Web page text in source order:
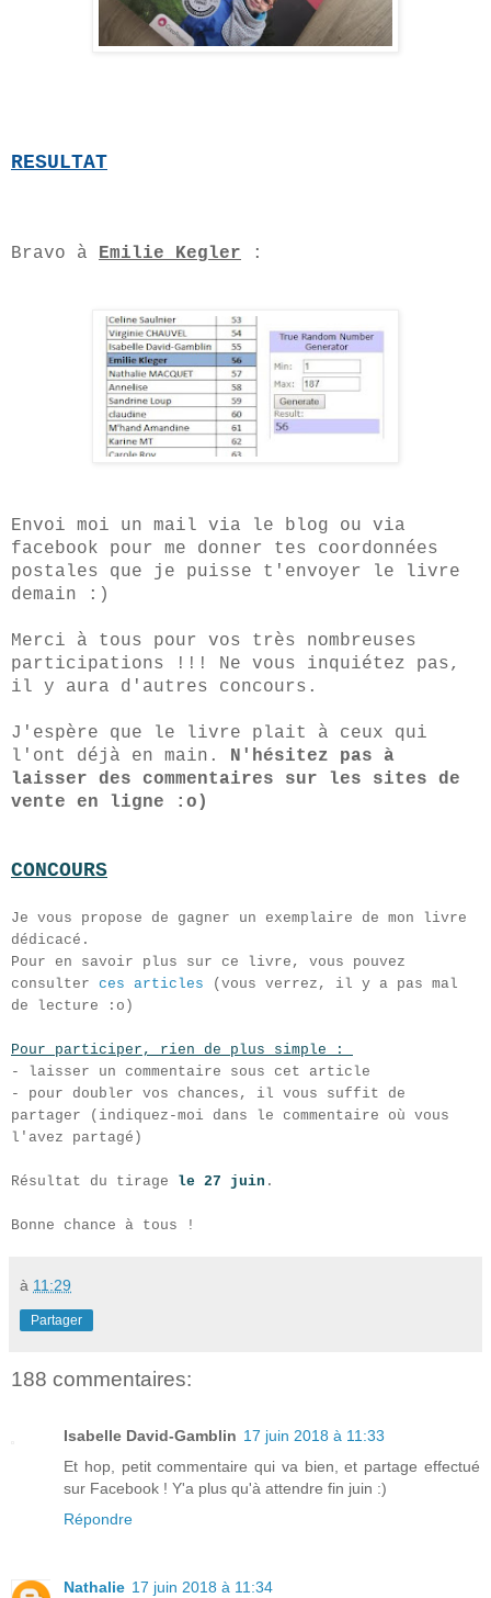
RESULTAT
Bravo à Emilie Kegler :
Envoi moi un mail via le blog ou via
facebook pour me donner tes coordonnées
postales que je puisse t'envoyer le livre
demain :)
Merci à tous pour vos très nombreuses
participations !!! Ne vous inquiétez pas,
il y aura d'autres concours.
J'espère que le livre plait à ceux qui
l'ont déjà en main. N'hésitez pas à
laisser des commentaires sur les sites de
vente en ligne :o)
CONCOURS
Je vous propose de gagner un exemplaire de mon livre
dédicacé.
Pour en savoir plus sur ce livre, vous pouvez
consulter ces articles (vous verrez, il y a pas mal
de lecture :o)
Pour participer, rien de plus simple :
- laisser un commentaire sous cet article
- pour doubler vos chances, il vous suffit de
partager (indiquez-moi dans le commentaire où vous
l'avez partagé)
Résultat du tirage le 27 juin .
Bonne chance à tous !
à 11:29
Partager
188 commentaires:
Isabelle David-Gamblin 17 juin 2018 à 11:33
Et hop, petit commentaire qui va bien, et partage effectué
sur Facebook ! Y'a plus qu'à attendre fin juin :)
Répondre
Nathalie 17 juin 2018 à 11:34